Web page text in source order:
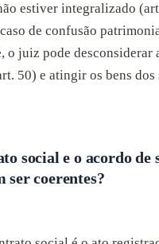
estiver integralizado
de confusão
o juiz pode desconsiderar
50) e atingir os bens dos
social e o acordo de
ser coerentes?